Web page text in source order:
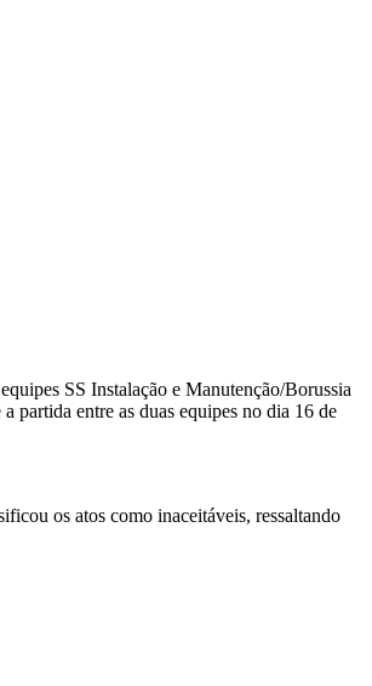
SS Instalação e Manutenção/Borussia
partida entre as duas equipes no dia 16 de
os atos como inaceitáveis, ressaltando